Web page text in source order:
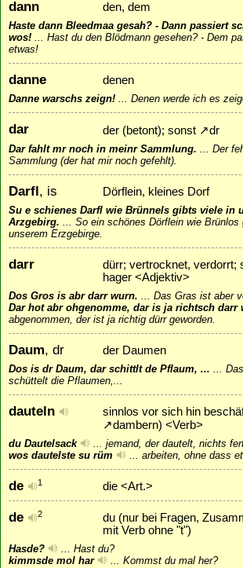
dann den, dem
Haste dann Bleedmaa gesah? - Dann passiert
wos!
Hast du den Blödmann gesehen? - Dem
etwas!
danne denen
Danne warschs zeign! Denen werde ich es
dar der (betont); sonst ↗dr
Dar fahlt mr noch in meinr Sammlung.
Der
Sammlung (der hat mir noch gefehlt).
Darfl, is Dörflein, kleines Dorf
Su e schienes Darfl wie Brünnels gibts viele in
Arzgebirg.
So ein schönes Dörflein wie
unserem Erzgebirge.
darr
dürr; vertrocknet, verdorrt;
hager <Adjektiv>
Dos Gros is abr darr wurn.
Das Gras ist aber
Dar hot abr ohgenomme, dar is ja richtsch darr
abgenommen, der ist ja richtig dürr geworden.
Daum, dr der Daumen
Dos is dr Daum, dar schittlt de Pflaum, ...
schüttelt die Pflaumen,...
dauteln
sinnlos vor sich hin
↗dambern) <Verb>
du Dautelsack
jemand, der dautelt, nichts
wos dautelste su rüm
arbeiten, ohne dass
de 1 die <Art.>
de 2
du (nur bei Fragen,
mit Verb ohne "t")
Hasde?
Hast du?
kimmsde mol har
Kommst du mal her?